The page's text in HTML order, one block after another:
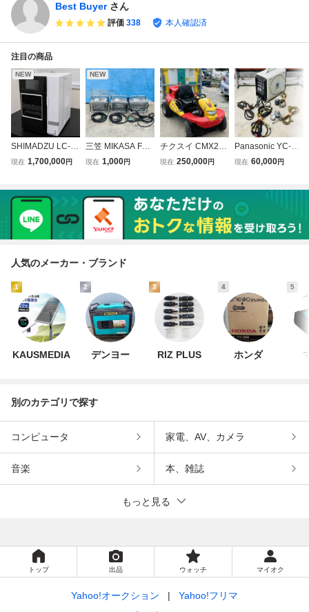
Best Buyer さん
評価 338 本人確認済
注目の商品
NEW
SHIMADZU LC-20
30C ガスクロマト
パスワード有 付属
品多数 シマズ
現在 1,700,000円
NEW
三笠 MIKASA FU-
161 高周波インバ
認済
現在 1,000円
チクスイ CMX220
2 芝刈機・草刈機
き 現状品 引取可
稼働時間計（885
時間）
現在 250,000円
Panasonic YC-15
0TRS DC TIG溶接
付き 通電確認
現在 60,000円
人気のメーカー・ブランド
1
KAUSMEDIA
2
デンヨー
3
RIZ PLUS
4
ホンダ
5
別のカテゴリで探す
コンピュータ 家電、AV、カメラ
音楽 本、雑誌
もっと見る
トップ 出品 ウォッチ マイオク
Yahoo!オークション
Yahoo!フリマ